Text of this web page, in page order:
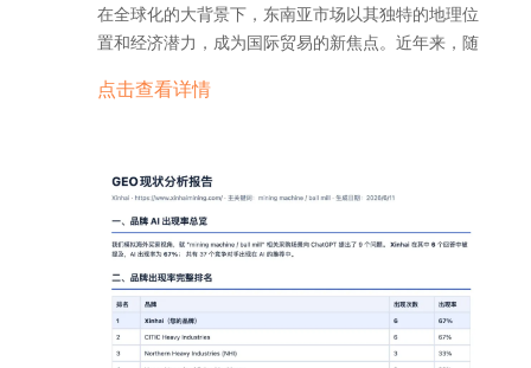
在全球化的大背景下，东南亚市场以其独特的地理位
置和经济潜力，成为国际贸易的新焦点。近年来，随
中国外贸企业开始积极探索通过社交媒体平台进入东
存和发展之路，成为一个值得深入探讨的话题。
TikTok电商在东南亚的兴起 TikTok作为一款全球流行
的短视频社交平台，在东南亚市场迅速获得了大量用
户。其独特的内容形式和强大的用户粘性，使其成为
电商营销的新阵地。中国外贸企业通过TikTok平台，
利用短视频等形式直观展示产品，与东南亚消费者建
立起新的连接方式。这种模式在一定程度上降低了传
点击查看详情